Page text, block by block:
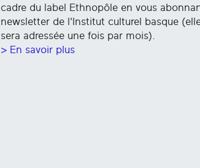
cadre du label Ethnopôle en vous
newsletter de l'Institut culturel basque
sera adressée une fois par mois).
> En savoir plus